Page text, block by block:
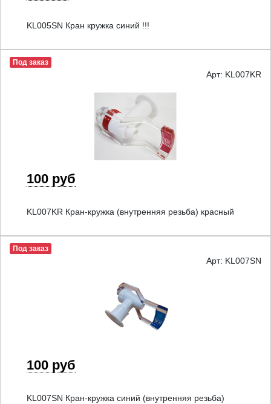
KL005SN Кран кружка синий !!!
Под заказ
Арт: KL007KR
100 руб
KL007KR Кран-кружка (внутренняя резьба) красный
Под заказ
Арт: KL007SN
100 руб
KL007SN Кран-кружка синий (внутренняя резьба)